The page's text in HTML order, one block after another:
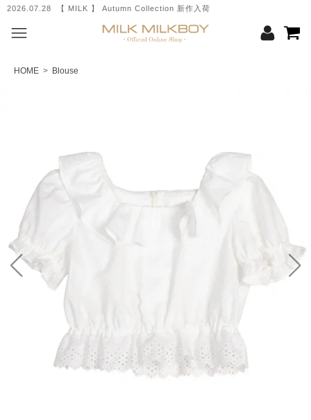
2026.07.28 【 MILK 】 Autumn Collection 新作入荷
HOME > Blouse